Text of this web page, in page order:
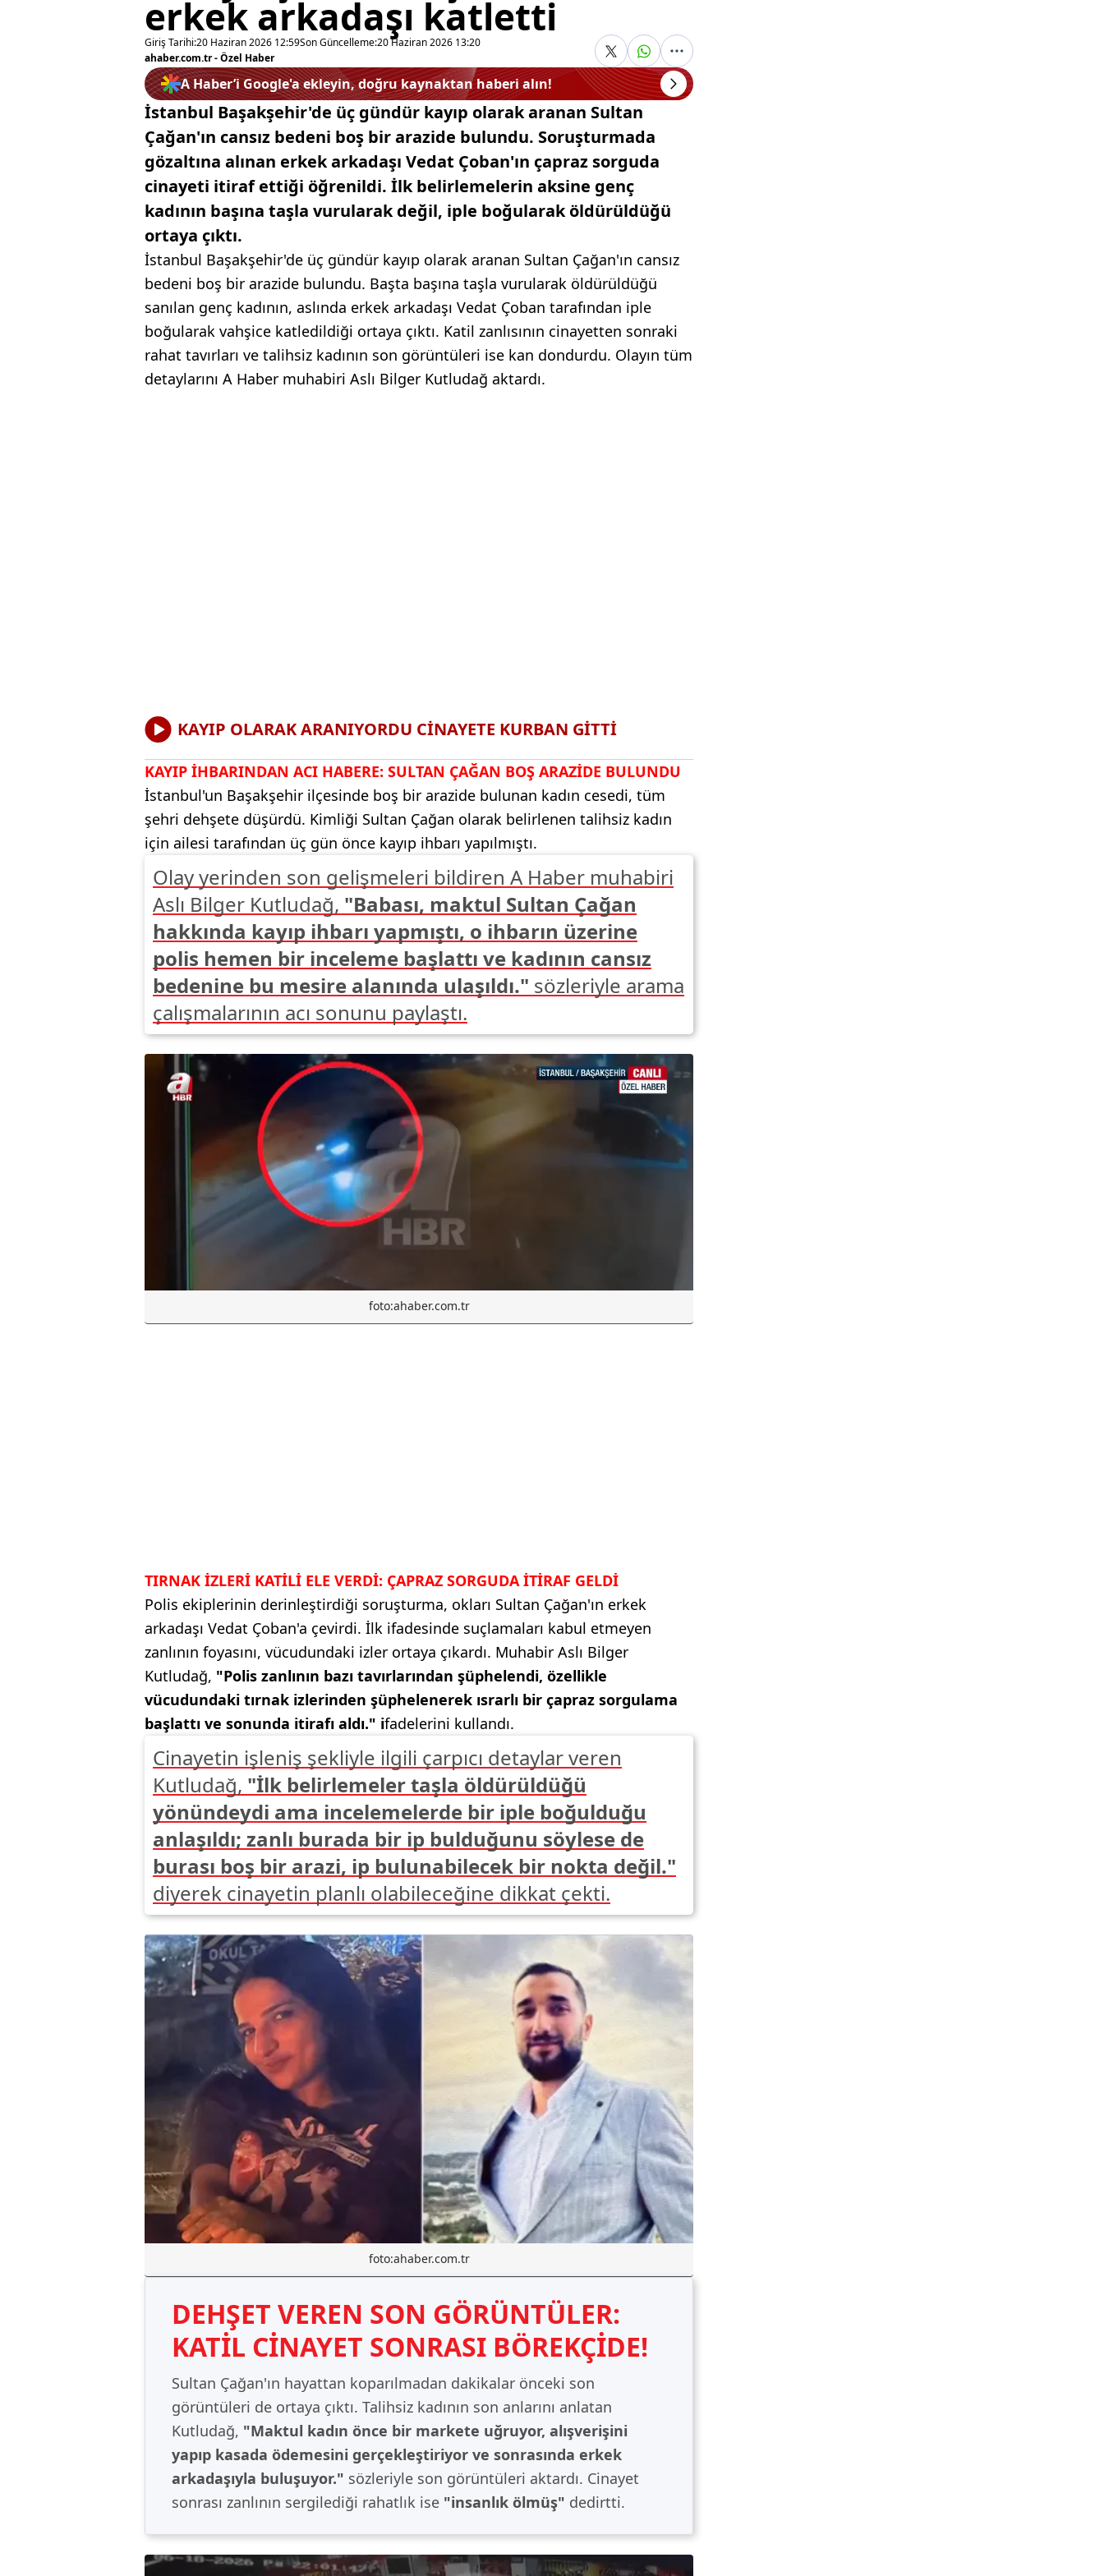
erkek arkadaşı katletti
Giriş Tarihi:20 Haziran 2026 12:59Son Güncelleme:20 Haziran 2026 13:20
ahaber.com.tr - Özel Haber
A Haber’i Google'a ekleyin, doğru kaynaktan haberi alın!
İstanbul Başakşehir'de üç gündür kayıp olarak aranan Sultan
Çağan'ın cansız bedeni boş bir arazide bulundu. Soruşturmada
gözaltına alınan erkek arkadaşı Vedat Çoban'ın çapraz sorguda
cinayeti itiraf ettiği öğrenildi. İlk belirlemelerin aksine genç
kadının başına taşla vurularak değil, iple boğularak öldürüldüğü
ortaya çıktı.
İstanbul Başakşehir'de üç gündür kayıp olarak aranan Sultan Çağan'ın cansız
bedeni boş bir arazide bulundu. Başta başına taşla vurularak öldürüldüğü
sanılan genç kadının, aslında erkek arkadaşı Vedat Çoban tarafından iple
boğularak vahşice katledildiği ortaya çıktı. Katil zanlısının cinayetten sonraki
rahat tavırları ve talihsiz kadının son görüntüleri ise kan dondurdu. Olayın tüm
detaylarını A Haber muhabiri Aslı Bilger Kutludağ aktardı.
KAYIP OLARAK ARANIYORDU CİNAYETE KURBAN GİTTİ
KAYIP İHBARINDAN ACI HABERE: SULTAN ÇAĞAN BOŞ ARAZİDE BULUNDU
İstanbul'un Başakşehir ilçesinde boş bir arazide bulunan kadın cesedi, tüm
şehri dehşete düşürdü. Kimliği Sultan Çağan olarak belirlenen talihsiz kadın
için ailesi tarafından üç gün önce kayıp ihbarı yapılmıştı.
Olay yerinden son gelişmeleri bildiren A Haber muhabiri
Aslı Bilger Kutludağ, "Babası, maktul Sultan Çağan
hakkında kayıp ihbarı yapmıştı, o ihbarın üzerine
polis hemen bir inceleme başlattı ve kadının cansız
bedenine bu mesire alanında ulaşıldı." sözleriyle arama
çalışmalarının acı sonunu paylaştı.
foto:ahaber.com.tr
TIRNAK İZLERİ KATİLİ ELE VERDİ: ÇAPRAZ SORGUDA İTİRAF GELDİ
Polis ekiplerinin derinleştirdiği soruşturma, okları Sultan Çağan'ın erkek
arkadaşı Vedat Çoban'a çevirdi. İlk ifadesinde suçlamaları kabul etmeyen
zanlının foyasını, vücudundaki izler ortaya çıkardı. Muhabir Aslı Bilger
Kutludağ, "Polis zanlının bazı tavırlarından şüphelendi, özellikle
vücudundaki tırnak izlerinden şüphelenerek ısrarlı bir çapraz sorgulama
başlattı ve sonunda itirafı aldı." ifadelerini kullandı.
Cinayetin işleniş şekliyle ilgili çarpıcı detaylar veren
Kutludağ, "İlk belirlemeler taşla öldürüldüğü
yönündeydi ama incelemelerde bir iple boğulduğu
anlaşıldı; zanlı burada bir ip bulduğunu söylese de
burası boş bir arazi, ip bulunabilecek bir nokta değil."
diyerek cinayetin planlı olabileceğine dikkat çekti.
foto:ahaber.com.tr
DEHŞET VEREN SON GÖRÜNTÜLER:
KATİL CİNAYET SONRASI BÖREKÇİDE!
Sultan Çağan'ın hayattan koparılmadan dakikalar önceki son
görüntüleri de ortaya çıktı. Talihsiz kadının son anlarını anlatan
Kutludağ, "Maktul kadın önce bir markete uğruyor, alışverişini
yapıp kasada ödemesini gerçekleştiriyor ve sonrasında erkek
arkadaşıyla buluşuyor." sözleriyle son görüntüleri aktardı. Cinayet
sonrası zanlının sergilediği rahatlık ise "insanlık ölmüş" dedirtti.